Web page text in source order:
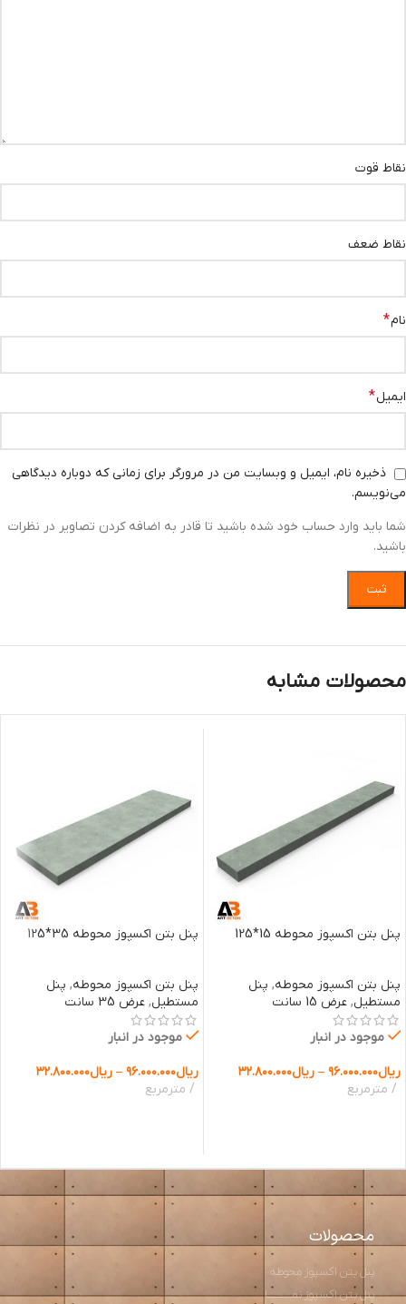
نقاط قوت
نقاط ضعف
نام*
ایمیل*
ذخیره نام، ایمیل و وبسایت من در مرورگر برای زمانی که دوباره دیدگاهی
می‌نویسم.
شما باید وارد حساب خود شده باشید تا قادر به اضافه کردن تصاویر در نظرات
باشید.
محصولات مشابه
پنل بتن اکسپوز محوطه 15*125
پنل بتن اکسپوز محوطه, پنل
مستطیل, عرض 15 سانت
موجود در انبار
ریال۹۶.۰۰۰.۰۰۰ – ریال۳۲.۸۰۰.۰۰۰
مترمربع
پنل بتن اکسپوز محوطه 35*125
پنل بتن اکسپوز محوطه, پنل
مستطیل, عرض 35 سانت
موجود در انبار
ریال۹۶.۰۰۰.۰۰۰ – ریال۳۲.۸۰۰.۰۰۰
مترمربع
محصولات
پنل بتن اکسپوز محوطه
پنل بتن اکسپوز نمـــــــــا